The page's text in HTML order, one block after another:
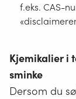
f.eks. CAS-
Kjemikalier i
sminke
Dersom du